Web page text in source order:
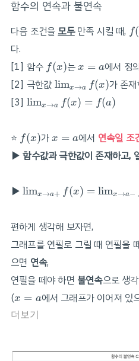
함수의 연속과 불연속
다음 조건을모두만족 시킬 때, f(
f(
다.
[1] 함수 f(x)
f(x) 는 x = a
x=a
에서 정
[2] 극한값 limx→a f(x)
lim af(x)가 존
[3] limx→a f(x) = f(a)
lim af(x)= a)
⭐️ f(x)
f(x) 가 x = a
x=a 에서 연속일 조
▶ 함수값과 극한값이 존재하고,
▶limx→a+ f(x) = limx→a−
lim +f(x)= limx→
편하게 생각해 보자면,
그래프를 연필로 그릴 때 연필을
으면 연속,
연필을 떼야 하면 불연속으로 생
(x = a
x=a 에서 그래프가 이어져 있
더보기